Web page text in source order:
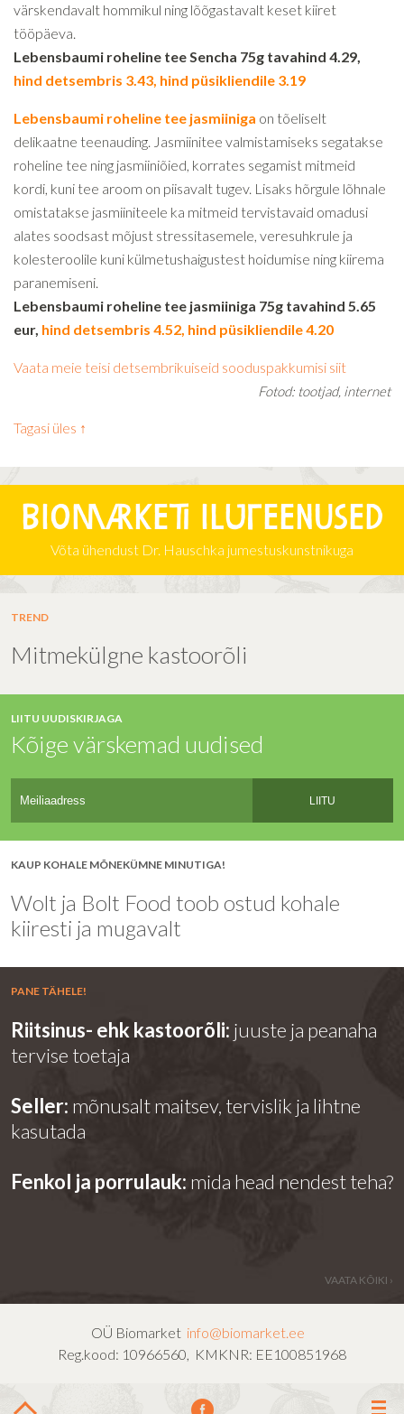
värskendavalt hommikul ning lõõgastavalt keset kiiret
tööpäeva.
Lebensbaumi roheline tee Sencha 75g tavahind 4.29,
hind detsembris 3.43, hind püsikliendile 3.19
Lebensbaumi roheline tee jasmiiniga on tõeliselt
delikaatne teenauding. Jasmiinitee valmistamiseks segatakse
roheline tee ning jasmiiniõied, korrates segamist mitmeid
kordi, kuni tee aroom on piisavalt tugev. Lisaks hõrgule lõhnale
omistatakse jasmiiniteele ka mitmeid tervistavaid omadusi
alates soodsast mõjust stressitasemele, veresuhkrule ja
kolesteroolile kuni külmetushaigustest hoidumise ning kiirema
paranemiseni.
Lebensbaumi roheline tee jasmiiniga 75g tavahind 5.65
eur, hind detsembris 4.52, hind püsikliendile 4.20
Vaata meie teisi detsembrikuiseid sooduspakkumisi siit
Fotod: tootjad, internet
Tagasi üles ↑
Biomarketi iluteenused
Võta ühendust Dr. Hauschka jumestuskunstnikuga
TREND
Mitmekülgne kastoorõli
LIITU UUDISKIRJAGA
Kõige värskemad uudised
LIITU
KAUP KOHALE MÕNEKÜMNE MINUTIGA!
Wolt ja Bolt Food toob ostud kohale
kiiresti ja mugavalt
PANE TÄHELE!
Riitsinus- ehk kastoorõli: juuste ja peanaha
tervise toetaja
Seller: mõnusalt maitsev, tervislik ja lihtne
kasutada
Fenkol ja porrulauk: mida head nendest teha?
VAATA KÕIKI ›
OÜ Biomarket info@biomarket.ee
Reg.kood: 10966560, KMKNR: EE100851968